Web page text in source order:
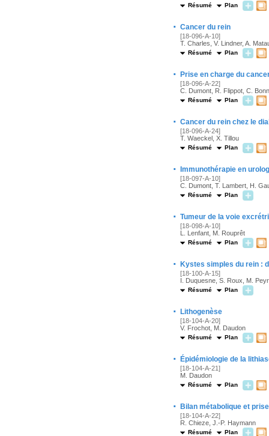
Résumé Plan
· Cancer du rein
[18-096-A-10]
T. Charles, V. Lindner, A.
Résumé Plan
· Prise en charge du
[18-096-A-22]
C. Dumont, R. Flippot, C.
Résumé Plan
· Cancer du rein chez le
[18-096-A-24]
T. Waeckel, X. Tillou
Résumé Plan
· Immunothérapie en
[18-097-A-10]
C. Dumont, T. Lambert, H.
Résumé Plan
· Tumeur de la voie
[18-098-A-10]
L. Lenfant, M. Rouprêt
Résumé Plan
· Kystes simples du rein :
[18-100-A-15]
I. Duquesne, S. Roux, M.
Résumé Plan
· Lithogenèse
[18-104-A-20]
V. Frochot, M. Daudon
Résumé Plan
· Épidémiologie de la
[18-104-A-21]
M. Daudon
Résumé Plan
· Bilan métabolique et
[18-104-A-22]
R. Chieze, J.-P. Haymann
Résumé Plan